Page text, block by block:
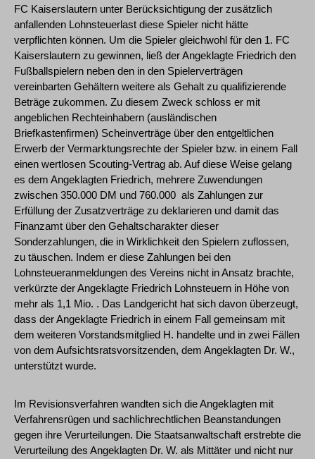
FC Kaiserslautern unter Berücksichtigung der zusätzlich
anfallenden Lohnsteuerlast diese Spieler nicht hätte
verpflichten können. Um die Spieler gleichwohl für den 1. FC
Kaiserslautern zu gewinnen, ließ der Angeklagte Friedrich den
Fußballspielern neben den in den Spielerverträgen
vereinbarten Gehältern weitere als Gehalt zu qualifizierende
Beträge zukommen. Zu diesem Zweck schloss er mit
angeblichen Rechteinhabern (ausländischen
Briefkastenfirmen) Scheinverträge über den entgeltlichen
Erwerb der Vermarktungsrechte der Spieler bzw. in einem Fall
einen wertlosen Scouting-Vertrag ab. Auf diese Weise gelang
es dem Angeklagten Friedrich, mehrere Zuwendungen
zwischen 350.000 DM und 760.000  als Zahlungen zur
Erfüllung der Zusatzverträge zu deklarieren und damit das
Finanzamt über den Gehaltscharakter dieser
Sonderzahlungen, die in Wirklichkeit den Spielern zuflossen,
zu täuschen. Indem er diese Zahlungen bei den
Lohnsteueranmeldungen des Vereins nicht in Ansatz brachte,
verkürzte der Angeklagte Friedrich Lohnsteuern in Höhe von
mehr als 1,1 Mio. . Das Landgericht hat sich davon überzeugt,
dass der Angeklagte Friedrich in einem Fall gemeinsam mit
dem weiteren Vorstandsmitglied H. handelte und in zwei Fällen
von dem Aufsichtsratsvorsitzenden, dem Angeklagten Dr. W.,
unterstützt wurde.
Im Revisionsverfahren wandten sich die Angeklagten mit
Verfahrensrügen und sachlichrechtlichen Beanstandungen
gegen ihre Verurteilungen. Die Staatsanwaltschaft erstrebte die
Verurteilung des Angeklagten Dr. W. als Mittäter und nicht nur